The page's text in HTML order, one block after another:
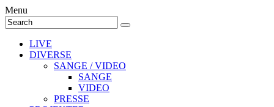
Menu
LIVE
DIVERSE
SANGE / VIDEO
SANGE
VIDEO
PRESSE